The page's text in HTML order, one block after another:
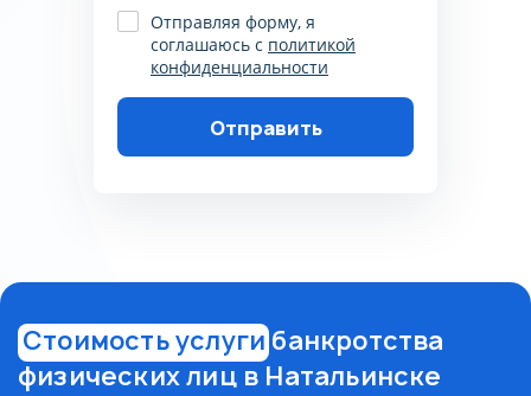
Отправляя форму, я
соглашаюсь с политикой
конфиденциальности
Отправить
Стоимость услугибанкротства
физических лиц в Натальинске